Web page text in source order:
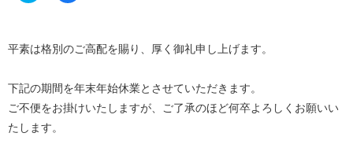
Twitter
有
(新
し
い
ウ
ィ
に
リ
ッ
ク
し
平素は格別のご高配を賜り、厚く御礼申し上げます。
下記の期間を年末年始休業とさせていただきます。
ご不便をお掛けいたしますが、ご了承のほど何卒よろしくお願いい
たします。